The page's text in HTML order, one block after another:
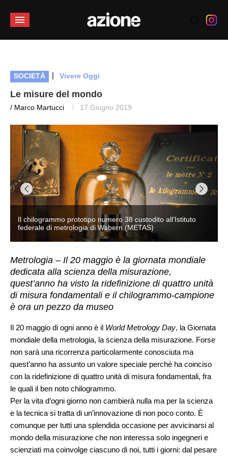
SOCIETÀ | Vivere Oggi
Le misure del mondo
/ Marco Martucci 17 Giugno 2019
Il chilogrammo prototipo numero 38 custodito all’Istituto
federale di metrologia di Wabern (METAS)
Metrologia – Il 20 maggio è la giornata mondiale
dedicata alla scienza della misurazione,
quest’anno ha visto la ridefinizione di quattro unità
di misura fondamentali e il chilogrammo-campione
è ora un pezzo da museo
Il 20 maggio di ogni anno è il World Metrology Day, la Giornata
mondiale della metrologia, la scienza della misurazione. Forse
non sarà una ricorrenza particolarmente conosciuta ma
quest’anno ha assunto un valore speciale perché ha coinciso
con la ridefinizione di quattro unità di misura fondamentali, fra
le quali il ben noto chilogrammo.
Per la vita d’ogni giorno non cambierà nulla ma per la scienza
e la tecnica si tratta di un’innovazione di non poco conto. È
comunque per tutti una splendida occasione per avvicinarsi al
mondo della misurazione che non interessa solo ingegneri e
scienziati ma coinvolge ciascuno di noi, tutti i giorni: dal pesare